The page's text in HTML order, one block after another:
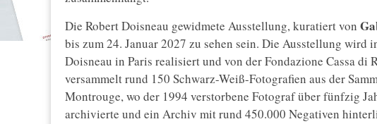
Die Robert Doisneau gewidmete Ausstellung, kuratiert von
bis zum 24. Januar 2027 zu sehen sein. Die Ausstellung wird
Doisneau in Paris realisiert und von der Fondazione Cassa di
versammelt rund 150 Schwarz-Weiß-Fotografien aus der
Montrouge, wo der 1994 verstorbene Fotograf über fünfzig
archivierte und ein Archiv mit rund 450.000 Negativen